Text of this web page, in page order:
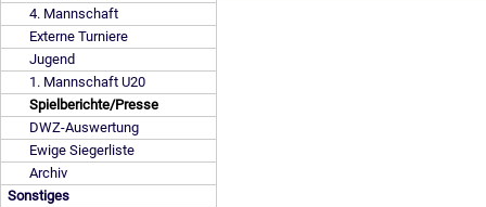
4. Mannschaft
Externe Turniere
Jugend
1. Mannschaft U20
Spielberichte/Presse
DWZ-Auswertung
Ewige Siegerliste
Archiv
Sonstiges